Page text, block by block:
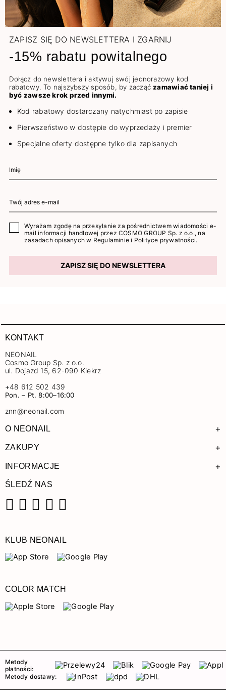
ZAPISZ SIĘ DO NEWSLETTERA I ZGARNIJ
-15% rabatu powitalnego
Dołącz do newslettera i aktywuj swój jednorazowy kod
rabatowy. To najszybszy sposób, by zacząćzamawiać taniej i
być zawsze krok przed innymi.
Kod rabatowy dostarczany natychmiast po zapisie
Pierwszeństwo w dostępie do wyprzedaży i premier
Specjalne oferty dostępne tylko dla zapisanych
Wyrażam zgodę na przesyłanie za pośrednictwem wiadomości e-
mail informacji handlowej przez COSMO GROUP Sp. z o.o., na
zasadach opisanych w Regulaminie i Polityce prywatności.
ZAPISZ SIĘ DO NEWSLETTERA
KONTAKT
NEONAIL
Cosmo Group Sp. z o.o.
ul. Dojazd 15, 62-090 Kiekrz
+48 612 502 439
Pon. – Pt. 8:00–16:00
znn@neonail.com
O NEONAIL +
ZAKUPY +
INFORMACJE +
ŚLEDŹ NAS
KLUB NEONAIL
COLOR MATCH
Metody
płatności:
Metody dostawy: